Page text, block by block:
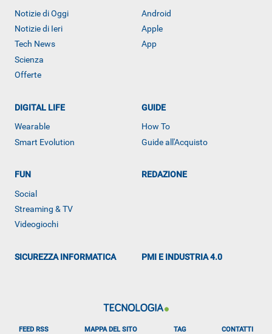
ALTRO
Notizie di Oggi
Notizie di Ieri
Tech News
Scienza
Offerte
Android
Apple
App
DIGITAL LIFE
Wearable
Smart Evolution
GUIDE
How To
Guide all'Acquisto
FUN
Social
Streaming & TV
Videogiochi
REDAZIONE
SICUREZZA INFORMATICA PMI E INDUSTRIA 4.0
FEED RSS MAPPA DEL SITO TAG CONTATTI